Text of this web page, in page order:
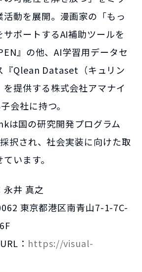
活動を展開。漫画家の「もっ
サポートするAI補助ツールを
』の他、AI学習用データセ
『Qlean Dataset（キュリン
提供する株式会社アマナイ
会社に持つ。
は国の研究開発プログラム
採択され、社会実装に向けた取
います。
永井 真之
東京都港区南青山7-1-7C-
： https://visual-